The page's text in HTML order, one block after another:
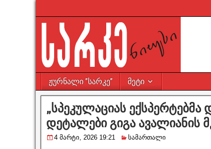
ჟურნალი ”სარკე” მეტი
„სპეკულაციას
დეტალები გიგა ავალიანის
4 მარტი, 2026 19:21 სამართალი